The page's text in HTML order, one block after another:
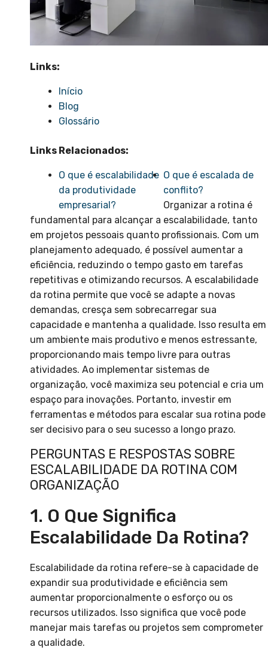
Links:
Início
Blog
Glossário
Links Relacionados:
O que é escalabilidade
da produtividade
empresarial?
O que é escalada de
conflito?
Organizar a rotina é
fundamental para alcançar a escalabilidade, tanto
em projetos pessoais quanto profissionais. Com um
planejamento adequado, é possível aumentar a
eficiência, reduzindo o tempo gasto em tarefas
repetitivas e otimizando recursos. A escalabilidade
da rotina permite que você se adapte a novas
demandas, cresça sem sobrecarregar sua
capacidade e mantenha a qualidade. Isso resulta em
um ambiente mais produtivo e menos estressante,
proporcionando mais tempo livre para outras
atividades. Ao implementar sistemas de
organização, você maximiza seu potencial e cria um
espaço para inovações. Portanto, investir em
ferramentas e métodos para escalar sua rotina pode
ser decisivo para o seu sucesso a longo prazo.
PERGUNTAS E RESPOSTAS SOBRE
ESCALABILIDADE DA ROTINA COM
ORGANIZAÇÃO
1. O Que Significa
Escalabilidade Da Rotina?
Escalabilidade da rotina refere-se à capacidade de
expandir sua produtividade e eficiência sem
aumentar proporcionalmente o esforço ou os
recursos utilizados. Isso significa que você pode
manejar mais tarefas ou projetos sem comprometer
a qualidade.